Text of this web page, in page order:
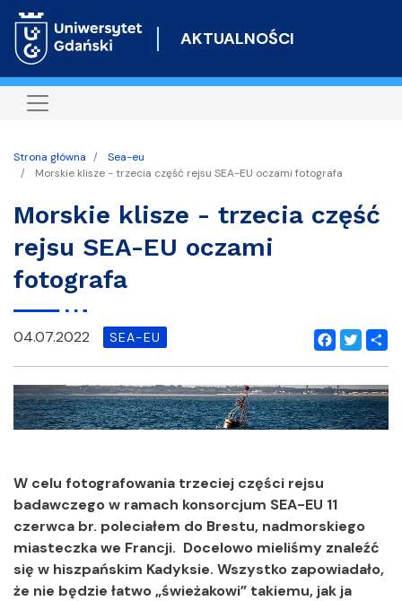
do
AKTUALNOŚCI
Strona główna
Sea-eu
Morskie klisze - trzecia część rejsu SEA-EU oczami fotografa
Morskie klisze - trzecia część
rejsu SEA-EU oczami
fotografa
Facebook
Twitter
04.07.2022 SEA-EU
W celu fotografowania trzeciej części rejsu
badawczego w ramach konsorcjum SEA-EU 11
czerwca br. poleciałem do Brestu, nadmorskiego
miasteczka we Francji. Docelowo mieliśmy znaleźć
się w hiszpańskim Kadyksie. Wszystko zapowiadało,
że nie będzie łatwo „świeżakowi” takiemu, jak ja